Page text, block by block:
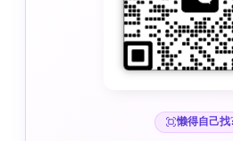
懒得自己找